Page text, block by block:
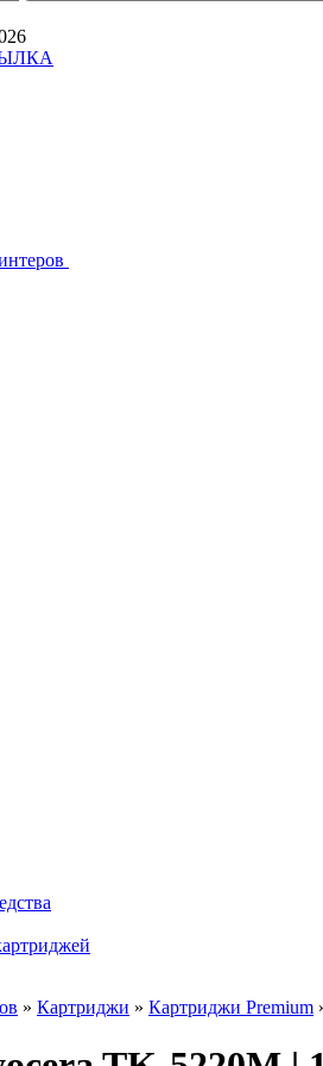
» Картриджи » Картриджи Premium